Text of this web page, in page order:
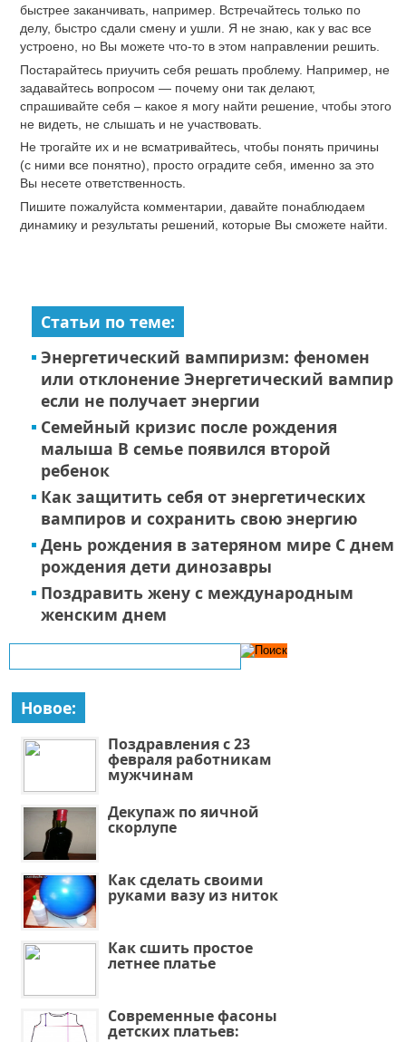
быстрее заканчивать, например. Встречайтесь только по
делу, быстро сдали смену и ушли. Я не знаю, как у вас все
устроено, но Вы можете что-то в этом направлении решить.
Постарайтесь приучить себя решать проблему. Например, не
задавайтесь вопросом — почему они так делают,
спрашивайте себя – какое я могу найти решение, чтобы этого
не видеть, не слышать и не участвовать.
Не трогайте их и не всматривайтесь, чтобы понять причины
(с ними все понятно), просто оградите себя, именно за это
Вы несете ответственность.
Пишите пожалуйста комментарии, давайте понаблюдаем
динамику и результаты решений, которые Вы сможете найти.
Статьи по теме:
Энергетический вампиризм: феномен
или отклонение Энергетический вампир
если не получает энергии
Семейный кризис после рождения
малыша В семье появился второй
ребенок
Как защитить себя от энергетических
вампиров и сохранить свою энергию
День рождения в затеряном мире С днем
рождения дети динозавры
Поздравить жену с международным
женским днем
Новое:
Поздравления с 23
февраля работникам
мужчинам
Декупаж по яичной
скорлупе
Как сделать своими
руками вазу из ниток
Как сшить простое
летнее платье
Современные фасоны
детских платьев: